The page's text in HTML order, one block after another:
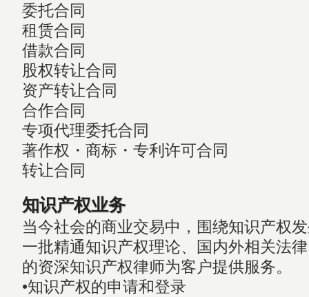
委托合同
租赁合同
借款合同
股权转让合同
资产转让合同
合作合同
专项代理委托合同
著作权・商标・专利许可合同
转让合同
知识产权业务
当今社会的商业交易中，围绕知识产权
一批精通知识产权理论、国内外相关法
的资深知识产权律师为客户提供服务。
•知识产权的申请和登录